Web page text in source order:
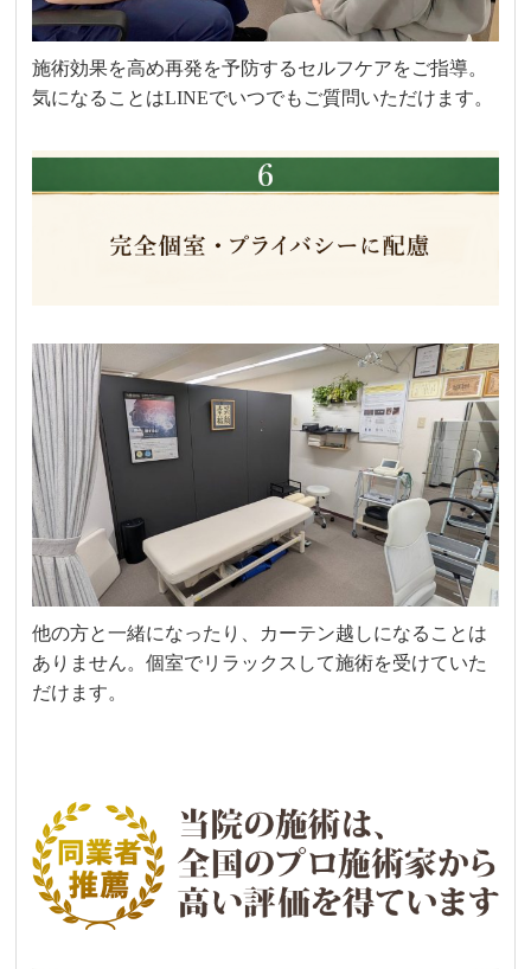
施術効果を高め再発を予防するセルフケアをご指導。
気になることはLINEでいつでもご質問いただけます。
他の方と一緒になったり、カーテン越しになることは
ありません。個室でリラックスして施術を受けていた
だけます。